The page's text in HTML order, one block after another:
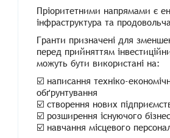
Пріоритетними напрямами є
інфраструктура та
Гранти призначені для
перед прийняттям
можуть бути використані на:
☑️ написання техніко-
обґрунтування
☑️ створення нових
☑️ розширення існуючого
☑️ навчання місцевого